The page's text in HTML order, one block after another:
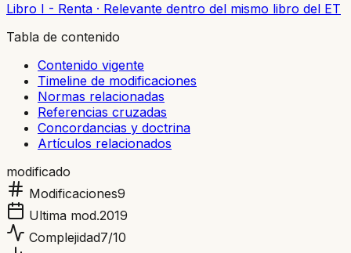
Libro I - Renta · Relevante dentro del mismo libro del ET
Tabla de contenido
Contenido vigente
Timeline de modificaciones
Normas relacionadas
Referencias cruzadas
Concordancias y doctrina
Artículos relacionados
modificado
Modificaciones9
Ultima mod.2019
Complejidad7/10